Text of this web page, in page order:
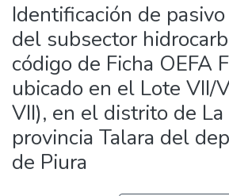
Estad. Externas
Guias ▾
Identificación de
del subsector
código de Ficha OEFA
ubicado en el Lote VII/
VII), en el distrito de
provincia Talara del
de Piura